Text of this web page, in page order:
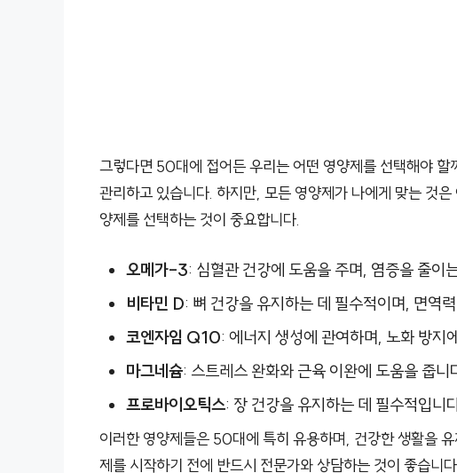
그렇다면 50대에 접어든 우리는 어떤 영양제를 선택해야
관리하고 있습니다. 하지만, 모든 영양제가 나에게 맞는 것
양제를 선택하는 것이 중요합니다.
오메가-3: 심혈관 건강에 도움을 주며, 염증을 줄이
비타민 D: 뼈 건강을 유지하는 데 필수적이며, 면역
코엔자임 Q10: 에너지 생성에 관여하며, 노화 방지
마그네슘: 스트레스 완화와 근육 이완에 도움을 줍니
프로바이오틱스: 장 건강을 유지하는 데 필수적입니
이러한 영양제들은 50대에 특히 유용하며, 건강한 생활을
제를 시작하기 전에 반드시 전문가와 상담하는 것이 좋습니